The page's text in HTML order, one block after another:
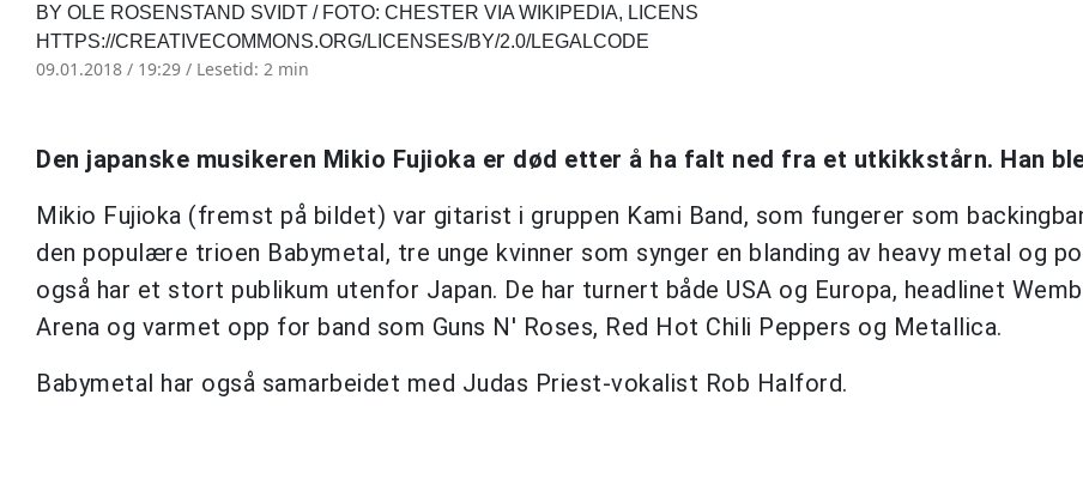
BY OLE ROSENSTAND SVIDT / FOTO: CHESTER VIA WIKIPEDIA, LICENS
HTTPS://CREATIVECOMMONS.ORG/LICENSES/BY/2.0/LEGALCODE
09.01.2018 / 19:29 / Lesetid: 2 min
Den japanske musikeren Mikio Fujioka er død etter å ha falt ned fra et utkikkstårn. Han
Mikio Fujioka (fremst på bildet) var gitarist i gruppen Kami Band, som fungerer som
den populære trioen Babymetal, tre unge kvinner som synger en blanding av heavy metal og
også har et stort publikum utenfor Japan. De har turnert både USA og Europa, headlinet
Arena og varmet opp for band som Guns N' Roses, Red Hot Chili Peppers og Metallica.
Babymetal har også samarbeidet med Judas Priest-vokalist Rob Halford.